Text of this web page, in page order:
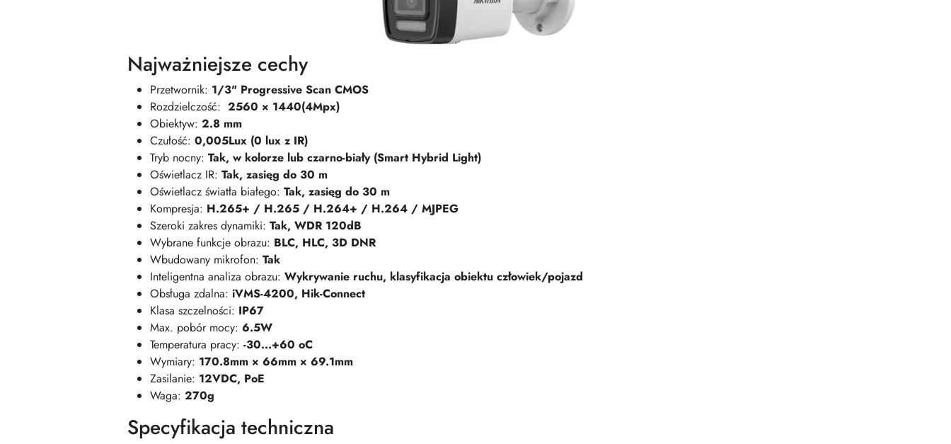
Najważniejsze cechy
Przetwornik: 1/3" Progressive Scan CMOS
Rozdzielczość: 2560 × 1440(4Mpx)
Obiektyw: 2.8 mm
Czułość: 0,005Lux (0 lux z IR)
Tryb nocny: Tak, w kolorze lub czarno-biały (Smart Hybrid Light)
Oświetlacz IR: Tak, zasięg do 30 m
Oświetlacz światła białego: Tak, zasięg do 30 m
Kompresja: H.265+ / H.265 / H.264+ / H.264 / MJPEG
Szeroki zakres dynamiki: Tak, WDR 120dB
Wybrane funkcje obrazu: BLC, HLC, 3D DNR
Wbudowany mikrofon: Tak
Inteligentna analiza obrazu: Wykrywanie ruchu, klasyfikacja obiektu człowiek/pojazd
Obsługa zdalna: iVMS-4200, Hik-Connect
Klasa szczelności: IP67
Max. pobór mocy: 6.5W
Temperatura pracy: -30...+60 oC
Wymiary: 170.8mm × 66mm × 69.1mm
Zasilanie: 12VDC, PoE
Waga: 270g
Specyfikacja techniczna